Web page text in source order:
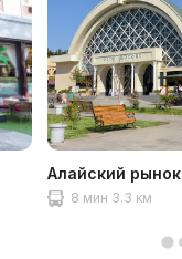
Алайский рынок
8 мин 3.3 км